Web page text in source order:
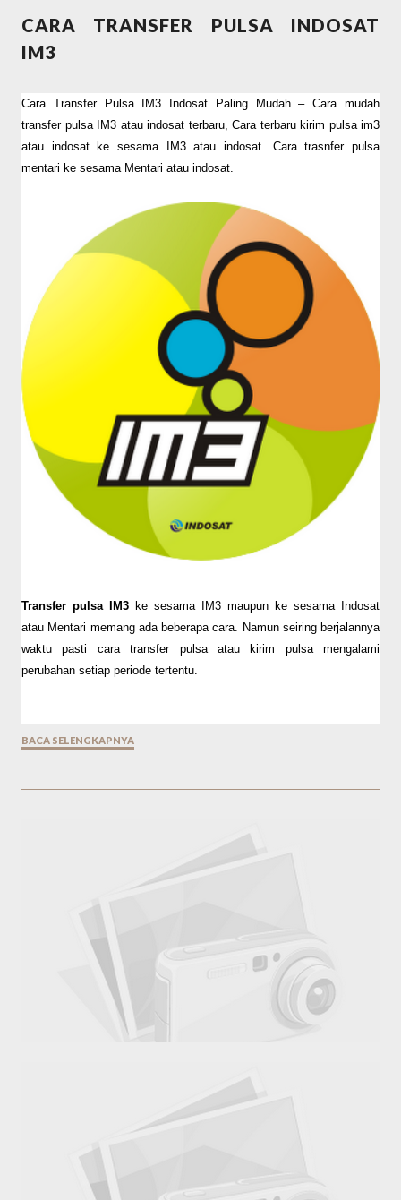
CARA TRANSFER PULSA INDOSAT
IM3
Cara Transfer Pulsa IM3 Indosat Paling Mudah– Cara mudah
transfer pulsa IM3 atau indosat terbaru, Cara terbaru kirim pulsa im3
atau indosat ke sesama IM3 atau indosat. Cara trasnfer pulsa
mentari ke sesama Mentari atau indosat.
Transfer pulsa IM3 ke sesama IM3 maupun ke sesama Indosat
atau Mentari memang ada beberapa cara. Namun seiring berjalannya
waktu pasti cara transfer pulsa atau kirim pulsa mengalami
perubahan setiap periode tertentu.
BACA SELENGKAPNYA